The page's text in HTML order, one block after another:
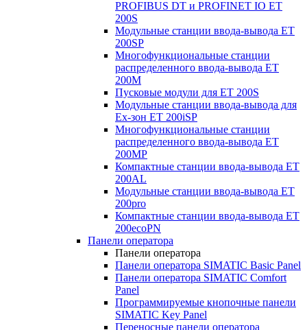
PROFIBUS DT и PROFINET IO ET
200S
Модульные станции ввода-вывода ET
200SP
Многофункциональные станции
распределенного ввода-вывода ET
200M
Пусковые модули для ET 200S
Модульные станции ввода-вывода для
Ex-зон ET 200iSP
Многофункциональные станции
распределенного ввода-вывода ET
200MP
Компактные станции ввода-вывода ET
200AL
Модульные станции ввода-вывода ET
200pro
Компактные станции ввода-вывода ET
200ecoPN
Панели оператора
Панели оператора
Панели оператора SIMATIC Basic Panel
Панели оператора SIMATIC Comfort
Panel
Программируемые кнопочные панели
SIMATIC Key Panel
Переносные панели оператора